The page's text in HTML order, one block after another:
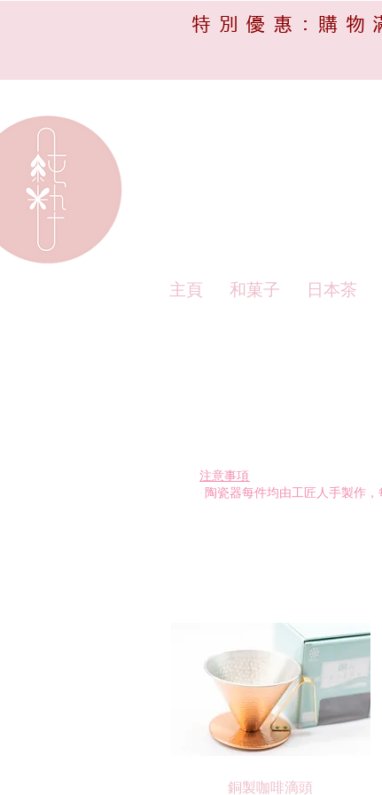
特別優惠:購物
主頁 和菓子 日本茶
注意事項:
- 陶瓷器每件均由工匠人手製作
快速瀏覽
銅製咖啡滴頭